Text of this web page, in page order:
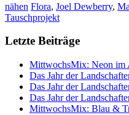
nähen Flora, Joel Dewberry,
Tauschprojekt
Letzte Beiträge
MittwochsMix: Neon im
Das Jahr der
Das Jahr der
Das Jahr der
MittwochsMix: Blau &